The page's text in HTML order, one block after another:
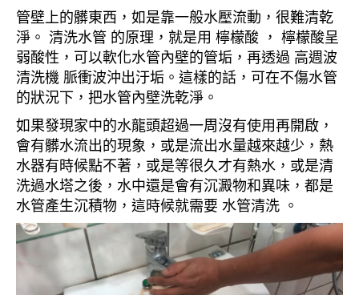
管壁上的髒東西，如是靠一般水壓流動，很難清乾
淨。 清洗水管 的原理，就是用 檸檬酸 ， 檸檬酸呈
弱酸性，可以軟化水管內壁的管垢，再透過 高週波
清洗機 脈衝波沖出汙垢。這樣的話，可在不傷水管
的狀況下，把水管內壁洗乾淨。
如果發現家中的水龍頭超過一周沒有使用再開啟，
會有髒水流出的現象，或是流出水量越來越少，熱
水器有時候點不著，或是等很久才有熱水，或是清
洗過水塔之後，水中還是會有沉澱物和異味，都是
水管產生沉積物，這時候就需要 水管清洗 。